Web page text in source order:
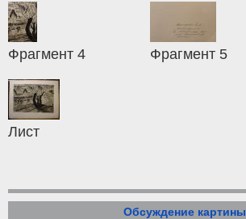
Фрагмент 4 Фрагмент 5
Лист
Обсуждение картины